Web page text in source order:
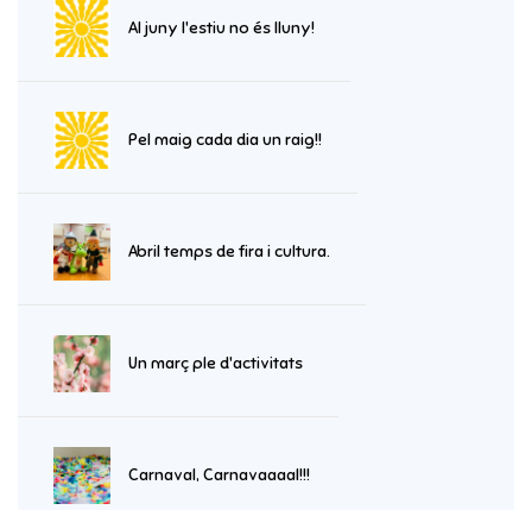
Al juny l'estiu no és lluny!
Pel maig cada dia un raig!!
Abril temps de fira i cultura.
Un març ple d'activitats
Carnaval, Carnavaaaal!!!